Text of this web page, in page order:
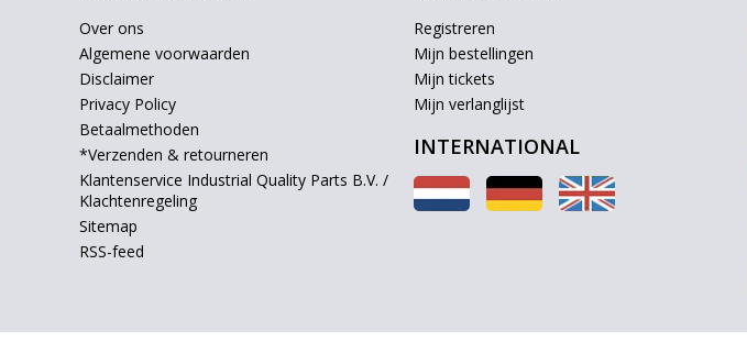
Over ons
Algemene voorwaarden
Disclaimer
Privacy Policy
Betaalmethoden
*Verzenden & retourneren
Klantenservice Industrial Quality Parts B.V. /
Klachtenregeling
Sitemap
RSS-feed
Registreren
Mijn bestellingen
Mijn tickets
Mijn verlanglijst
INTERNATIONAL